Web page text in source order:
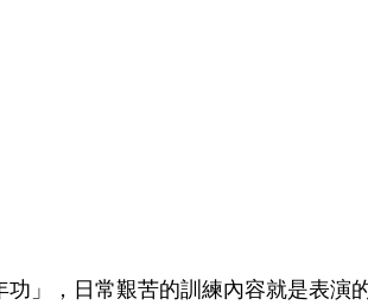
功」，日常艱苦的訓練內容就是表演